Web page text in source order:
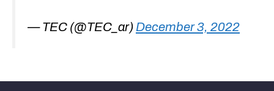
— TEC (@TEC_ar) December 3, 2022